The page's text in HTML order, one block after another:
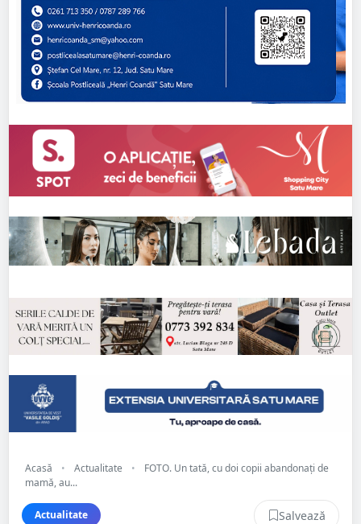
Acasă • Actualitate •
FOTO. Un tată, cu doi copii abandonați de
mamă, au...
Actualitate Salvează